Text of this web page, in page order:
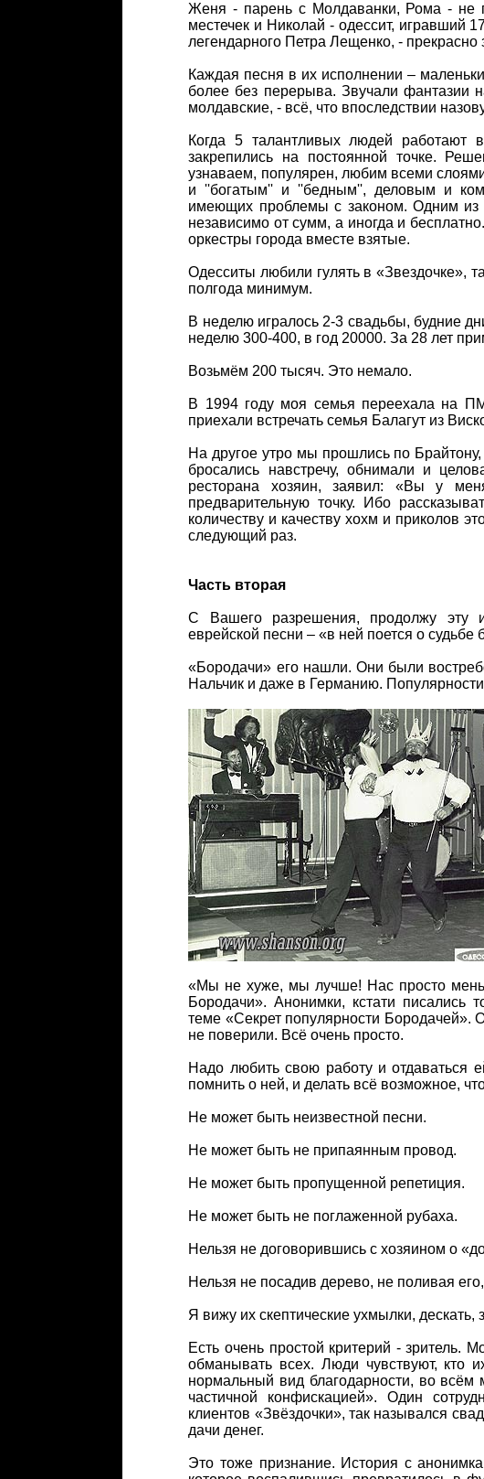
Женя - парень с Молдаванки, Рома - не
местечек и Николай - одессит, игравший
легендарного Петра Лещенко, - прекрасно
Каждая песня в их исполнении –
более без перерыва. Звучали фантазии
молдавские, - всё, что впоследствии
Когда 5 талантливых людей работают
закрепились на постоянной точке.
узнаваем, популярен, любим всеми
и ''богатым'' и ''бедным'', деловым и
имеющих проблемы с законом. Одним из
независимо от сумм, а иногда и
оркестры города вместе взятые.
Одесситы любили гулять в «Звездочке»,
полгода минимум.
В неделю игралось 2-3 свадьбы, будние
неделю 300-400, в год 20000. За 28 лет
Возьмём 200 тысяч. Это немало.
В 1994 году моя семья переехала на
приехали встречать семья Балагут из
На другое утро мы прошлись по
бросались навстречу, обнимали и
ресторана хозяин, заявил: «Вы у
предварительную точку. Ибо
количеству и качеству хохм и приколов
следующий раз.
Часть вторая
С Вашего разрешения, продолжу эту
еврейской песни – «в ней поется о
«Бородачи» его нашли. Они были
Нальчик и даже в Германию.
«Мы не хуже, мы лучше! Нас просто
Бородачи». Анонимки, кстати писались
теме «Секрет популярности
не поверили. Всё очень просто.
Надо любить свою работу и
помнить о ней, и делать всё возможное,
Не может быть неизвестной песни.
Не может быть не припаянным провод.
Не может быть пропущенной репетиция.
Не может быть не поглаженной рубаха.
Нельзя не договорившись с хозяином о
Нельзя не посадив дерево, не поливая
Я вижу их скептические ухмылки,
Есть очень простой критерий - зритель.
обманывать всех. Люди чувствуют,
нормальный вид благодарности, во
частичной конфискацией». Один
клиентов «Звёздочки», так назывался
дачи денег.
Это тоже признание. История с